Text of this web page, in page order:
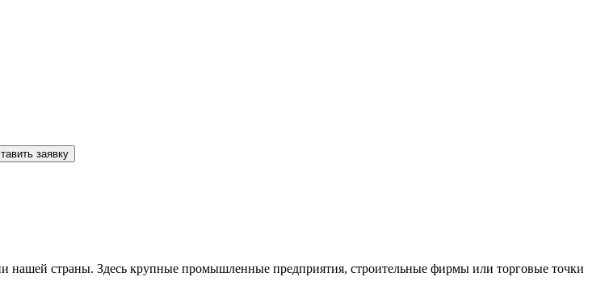
нашей страны. Здесь крупные промышленные предприятия, строительные фирмы или торговые точки